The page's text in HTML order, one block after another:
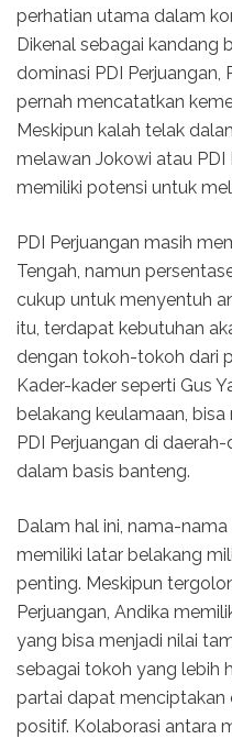
perhatian utama dalam
Dikenal sebagai kandang
dominasi PDI
pernah mencatatkan
Meskipun kalah telak
melawan Jokowi atau
memiliki potensi untuk
PDI Perjuangan masih
Tengah, namun
cukup untuk menyentuh
itu, terdapat kebutuhan
dengan tokoh-tokoh dari
Kader-kader seperti Gus
belakang keulamaan,
PDI Perjuangan di
dalam basis banteng.
Dalam hal ini, nama-
memiliki latar belakang
penting. Meskipun
Perjuangan, Andika
yang bisa menjadi nilai
sebagai tokoh yang lebih
partai dapat
positif. Kolaborasi antara